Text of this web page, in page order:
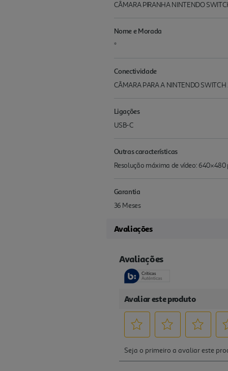
CÂMARA PIRANHA NINTENDO
Nome e Morada
*
Conectividade
CÂMARA PARA A NINTENDO SWITCH
Ligações
USB-C
Outras características
Resolução máxima de vídeo: 640×480
Garantia
36 Meses
Avaliações